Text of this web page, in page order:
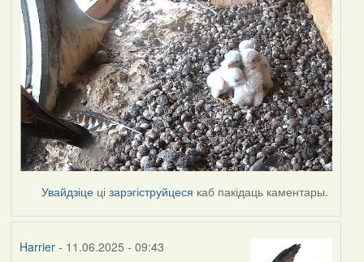
Увайдзіце цізарэгіструйцеся каб пакідаць каментары.
Harrier- 11.06.2025 - 09:43